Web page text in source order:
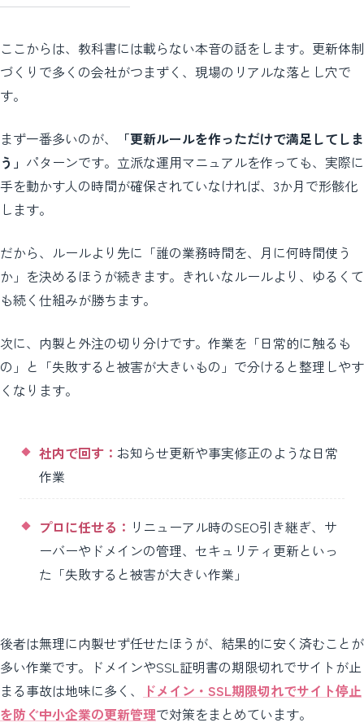
ここからは、教科書には載らない本音の話をします。更新体制
づくりで多くの会社がつまずく、現場のリアルな落とし穴で
す。
まず一番多いのが、
「更新ルールを作っただけで満足してしま
う」 パターンです。立派な運用マニュアルを作っても、実際に
手を動かす人の時間が確保されていなければ、3か月で形骸化
します。
だから、ルールより先に「誰の業務時間を、月に何時間使う
か」を決めるほうが続きます。きれいなルールより、ゆるくて
も続く仕組みが勝ちます。
次に、内製と外注の切り分けです。作業を「日常的に触るも
の」と「失敗すると被害が大きいもの」で分けると整理しやす
くなります。
社内で回す： お知らせ更新や事実修正のような日常
作業
プロに任せる： リニューアル時のSEO引き継ぎ、サ
ーバーやドメインの管理、セキュリティ更新といっ
た「失敗すると被害が大きい作業」
後者は無理に内製せず任せたほうが、結果的に安く済むことが
多い作業です。ドメインやSSL証明書の期限切れでサイトが止
まる事故は地味に多く、
ドメイン・SSL期限切れでサイト停止
を防ぐ中小企業の更新管理で対策をまとめています。